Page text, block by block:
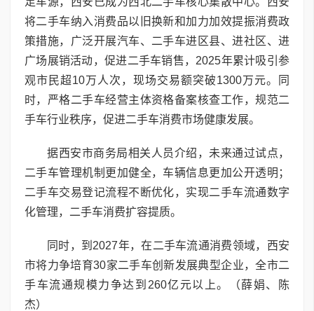
将二手车纳入消费品以旧换新和加力加效提振消费政
策措施，广泛开展汽车、二手车进区县、进社区、进
广场展销活动，促进二手车销售，2025年累计吸引参
观市民超10万人次，现场交易额突破1300万元。同
时，严格二手车经营主体资格备案核查工作，规范二
手车行业秩序，促进二手车消费市场健康发展。
据西安市商务局相关人员介绍，未来通过试点，
二手车管理机制更加健全，车辆信息更加公开透明；
二手车交易登记流程不断优化，实现二手车流通数字
化管理，二手车消费扩容提质。
同时，到2027年，在二手车流通消费领域，西安
市将力争培育30家二手车创新发展典型企业，全市二
手车流通规模力争达到260亿元以上。（薛娟、陈
杰）